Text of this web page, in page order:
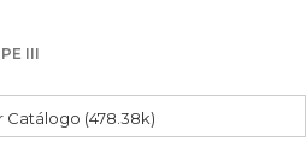
III
Catálogo (478.38k)